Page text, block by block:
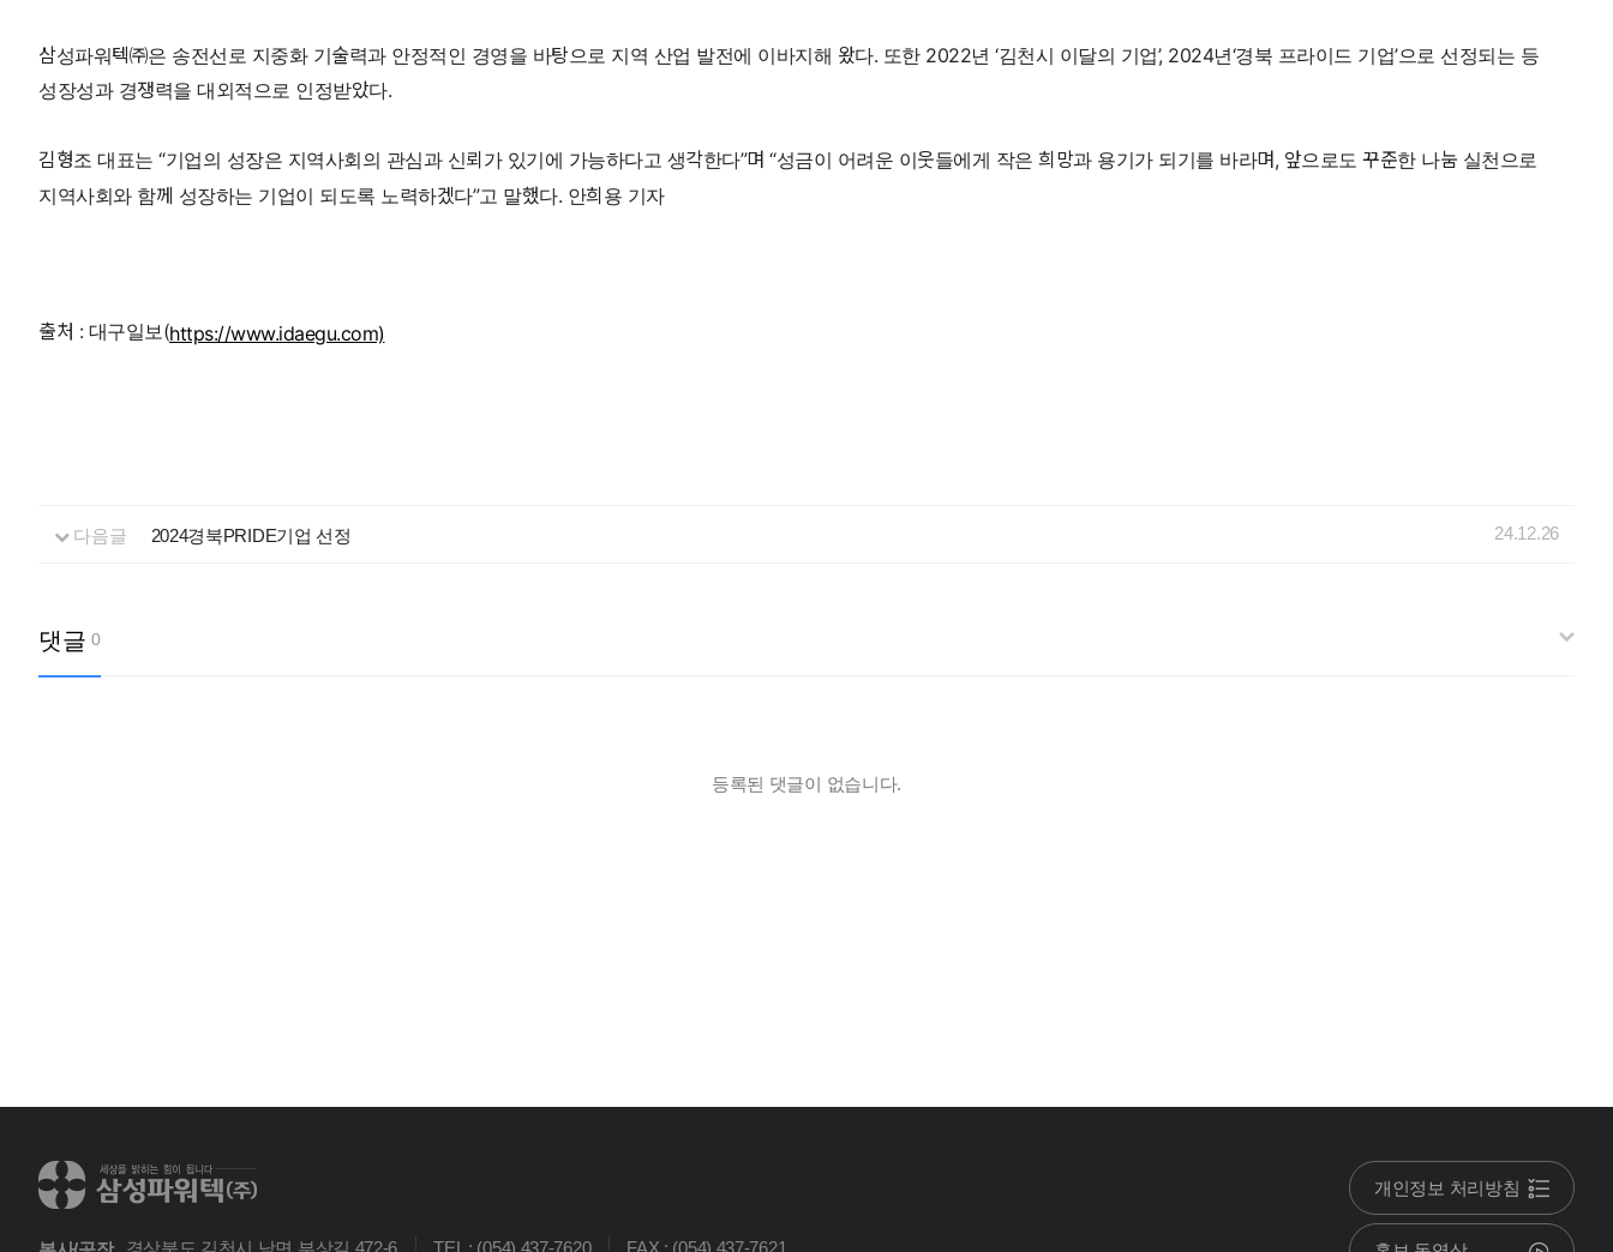
삼성파워텍㈜은 송전선로 지중화 기술력과 안정적인 경영을 바탕으로 지역 산업 발전에 이바지해 왔다. 또한 2022년 ‘김천시 이달의 기업’, 2024년‘경북 프라이드 기업’으로 선정되는 등
성장성과 경쟁력을 대외적으로 인정받았다.
김형조 대표는 “기업의 성장은 지역사회의 관심과 신뢰가 있기에 가능하다고 생각한다”며 “성금이 어려운 이웃들에게 작은 희망과 용기가 되기를 바라며, 앞으로도 꾸준한 나눔 실천으로
지역사회와 함께 성장하는 기업이 되도록 노력하겠다”고 말했다. 안희용 기자
출처 : 대구일보(https://www.idaegu.com)
다음글 2024경북PRIDE기업 선정 24.12.26
댓글 0
등록된 댓글이 없습니다.
경상북도 김천시 남면 부상길 472-6 TEL : (054) 437-7620 FAX : (054) 437-7621
개인정보 처리방침